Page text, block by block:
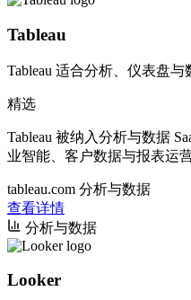
Tableau
Tableau 适合分析、仪表盘与
精选
Tableau 被纳入分析与数据
业智能、客户数据与报表运营
tableau.com 分析与数据
查看详情
分析与数据
Looker